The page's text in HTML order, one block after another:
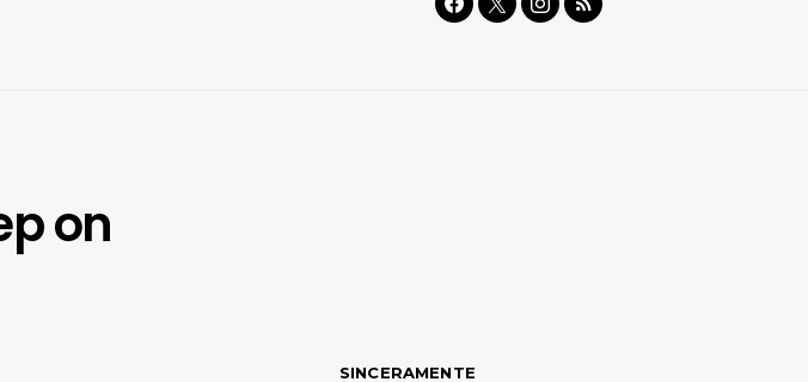
on
SINCERAMENTE